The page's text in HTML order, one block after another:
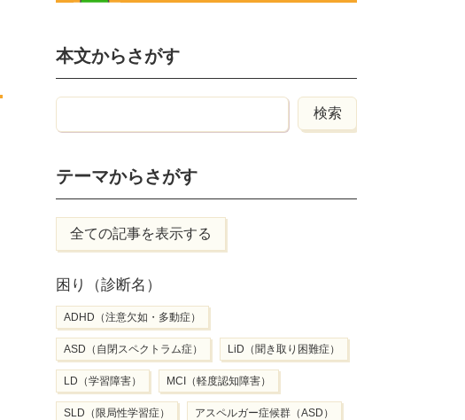
本文からさがす
テーマからさがす
全ての記事を表示する
困り（診断名）
ADHD（注意欠如・多動症）
ASD（自閉スペクトラム症） LiD（聞き取り困難症）
LD（学習障害） MCI（軽度認知障害）
SLD（限局性学習症） アスペルガー症候群（ASD）